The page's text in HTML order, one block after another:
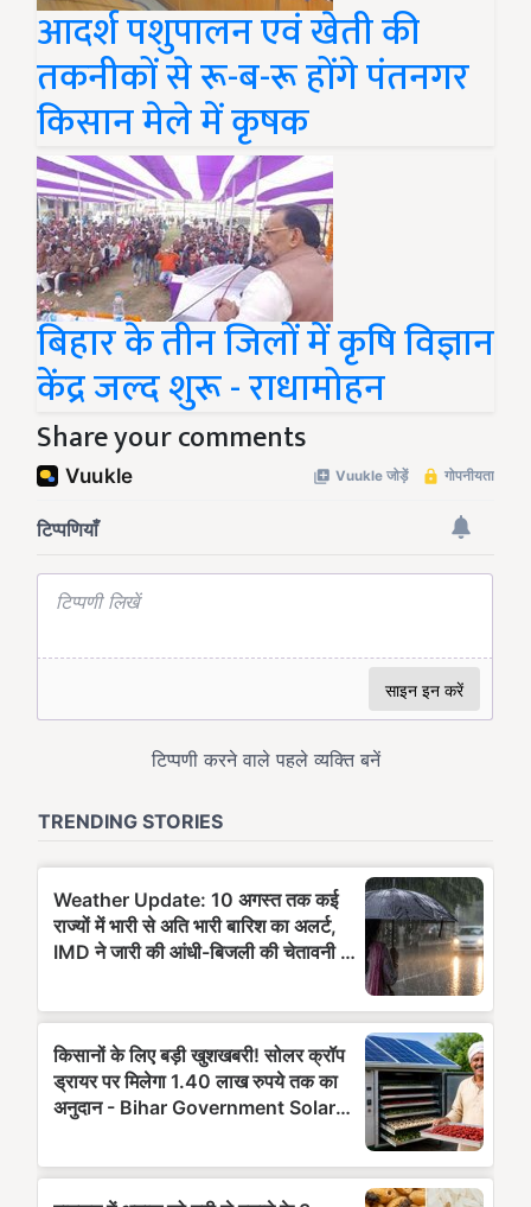
आदर्श पशुपालन एवं खेती की
तकनीकों से रू-ब-रू होंगे पंतनगर
किसान मेले में कृषक
बिहार के तीन जिलों में कृषि विज्ञान
केंद्र जल्द शुरू - राधामोहन
Share your comments